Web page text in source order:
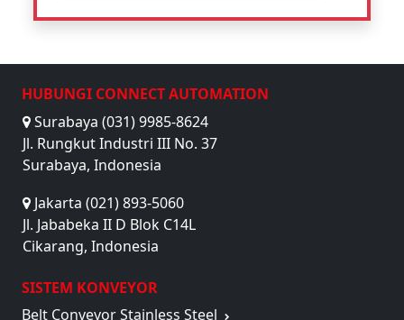
HUBUNGI CONNECT AUTOMATION
Surabaya (031) 9985-8624
Jl. Rungkut Industri III No. 37
Jakarta (021) 893-5060
Jl. Jababeka II D Blok C14L
SISTEM KONVEYOR